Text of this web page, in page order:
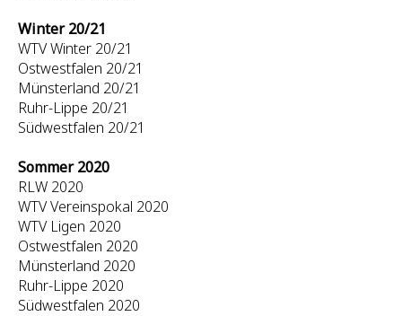
Winter 20/21
WTV Winter 20/21
Ostwestfalen 20/21
Münsterland 20/21
Ruhr-Lippe 20/21
Südwestfalen 20/21
Sommer 2020
RLW 2020
WTV Vereinspokal 2020
WTV Ligen 2020
Ostwestfalen 2020
Münsterland 2020
Ruhr-Lippe 2020
Südwestfalen 2020